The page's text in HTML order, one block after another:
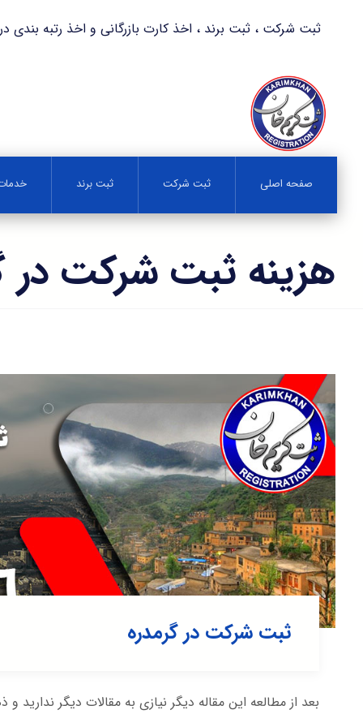
ثبت شرکت ، ثبت برند ، اخذ کارت بازرگانی و اخذ رتبه بندی در کمترین
صفحه اصلی ثبت شرکت ثبت برند
هزینه ثبت شرکت در
ثبت شرکت در گرمدره
بعد از مطالعه این مقاله دیگر نیازی به مقالات دیگر ندارید